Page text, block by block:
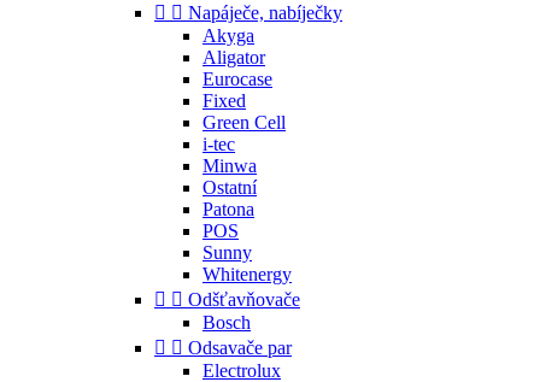
  Napáječe, nabíječky
Akyga
Aligator
Eurocase
Fixed
Green Cell
i-tec
Minwa
Ostatní
Patona
POS
Sunny
Whitenergy
  Odšťavňovače
Bosch
  Odsavače par
Electrolux